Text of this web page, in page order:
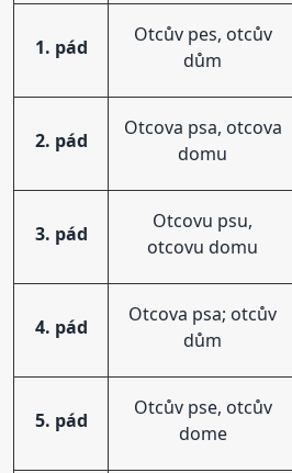
1. pád
Otcův pes, otcův
dům
2. pád
Otcova psa, otcova
domu
3. pád
Otcovu psu,
otcovu domu
4. pád
Otcova psa; otcův
dům
5. pád
Otcův pse, otcův
dome